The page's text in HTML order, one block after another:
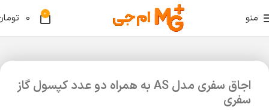
منو 0
0
اجاق سفری مدل AS به همراه دو عدد کپسول گاز
سفری